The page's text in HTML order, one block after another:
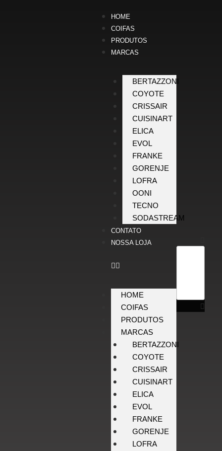
HOME
COIFAS
PRODUTOS
MARCAS
BERTAZZONI
COYOTE
CRISSAIR
CUISINART
ELICA
EVOL
FRANKE
GORENJE
LOFRA
OONI
TECNO
SODASTREAM
CONTATO
NOSSA LOJA
HOME
COIFAS
PRODUTOS
MARCAS
BERTAZZONI
COYOTE
CRISSAIR
CUISINART
ELICA
EVOL
FRANKE
GORENJE
LOFRA